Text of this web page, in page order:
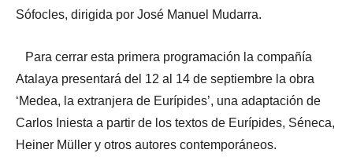
Sófocles, dirigida por José Manuel Mudarra.
Para cerrar esta primera programación la compañía
Atalaya presentará del 12 al 14 de septiembre la obra
‘Medea, la extranjera de Eurípides’, una adaptación de
Carlos Iniesta a partir de los textos de Eurípides, Séneca,
Heiner Müller y otros autores contemporáneos.